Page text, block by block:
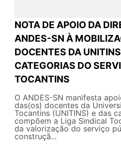
NOTA DE APOIO DA
ANDES-SN À
DOCENTES DA
CATEGORIAS DO
TOCANTINS
O ANDES-SN manifesta
das(os) docentes da
Tocantins (UNITINS) e das
compõem a Liga Sindical
da valorização do serviço
construçã...